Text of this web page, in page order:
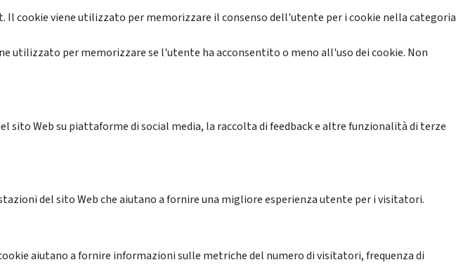
Il cookie viene utilizzato per memorizzare il consenso dell'utente per i cookie nella categoria
utilizzato per memorizzare se l'utente ha acconsentito o meno all'uso dei cookie. Non
Web su piattaforme di social media, la raccolta di feedback e altre funzionalità di terze
del sito Web che aiutano a fornire una migliore esperienza utente per i visitatori.
aiutano a fornire informazioni sulle metriche del numero di visitatori, frequenza di